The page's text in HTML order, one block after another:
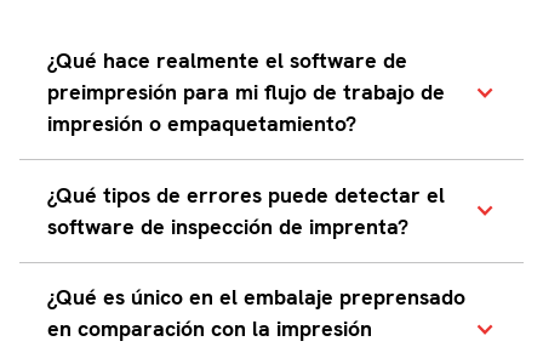
¿Qué hace realmente el software de
preimpresión para mi flujo de trabajo de
impresión o empaquetamiento?
El software de preimpresión
automatiza los pasos críticos entre el
imposición y creación de placas.
Garantiza que tu obra de arte esté
¿Qué tipos de errores puede detectar el
software de inspección de imprenta?
Sistemas avanzados de inspección
pueden detectar:
¿Qué es único en el embalaje preprensado
en comparación con la impresión